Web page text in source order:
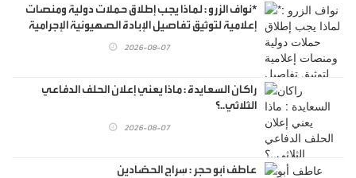
*نواف الزرو : لماذا يجب إطلاق حملات دولية ومنصات
إعلامية لتوثيق تفاصيل الإبادة الصهيونية الإجرامية
التي لم يسبق لها مثيل في التاريخ البشري..!.
2026-08-07
راكان السعايدة : ماذا يعني إعلان الحلف الدفاعي
الثلاثي..؟
2026-08-07
عاطف أبو حجر : سِراج الحصّادين